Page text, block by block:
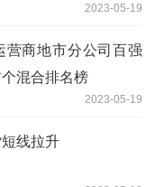
2023-05-19
营商地市分公司百强
混合排名榜
2023-05-19
线拉升